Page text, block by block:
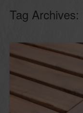
Tag Archives: